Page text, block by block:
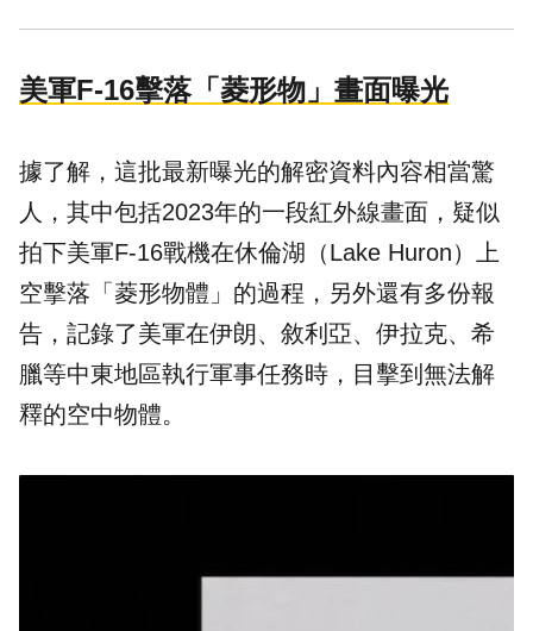
美軍F-16擊落「菱形物」畫面曝光
據了解，這批最新曝光的解密資料內容相當驚
人，其中包括2023年的一段紅外線畫面，疑似
拍下美軍F-16戰機在休倫湖（Lake Huron）上
空擊落「菱形物體」的過程，另外還有多份報
告，記錄了美軍在伊朗、敘利亞、伊拉克、希
臘等中東地區執行軍事任務時，目擊到無法解
釋的空中物體。